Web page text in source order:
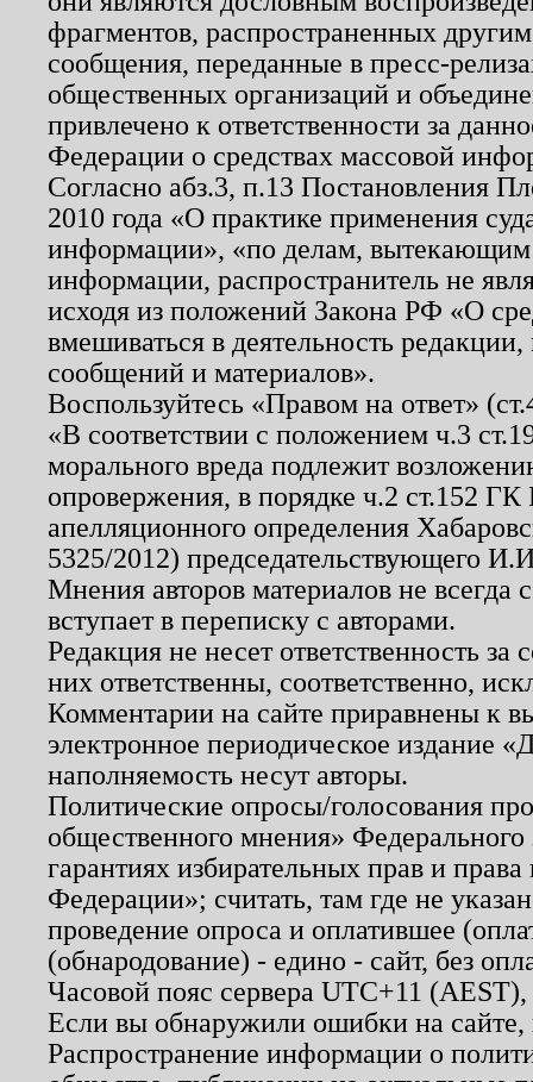
фрагментов, распространенных
сообщения, переданные в пресс-
общественных организаций и
привлечено к ответственности за
Федерации о средствах массовой
Согласно абз.3, п.13 Постановления
2010 года «О практике применения
информации», «по делам, вытекающим
информации, распространитель не
исходя из положений Закона РФ «О
вмешиваться в деятельность
сообщений и материалов».
Воспользуйтесь «Правом на ответ»
«В соответствии с положением ч.3
морального вреда подлежит
опровержения, в порядке ч.2 ст.152
апелляционного определения
5325/2012) председательствующего
Мнения авторов материалов не
вступает в переписку с авторами.
Редакция не несет ответственность
них ответственны, соответственно,
Комментарии на сайте приравнены к
электронное периодическое издание
наполняемость несут авторы.
Политические опросы/голосования
общественного мнения»
гарантиях избирательных прав и
Федерации»; считать, там где не
проведение опроса и оплатившее
(обнародование) - едино - сайт, без
Часовой пояс сервера UTC+11
Если вы обнаружили ошибки на
Распространение информации о